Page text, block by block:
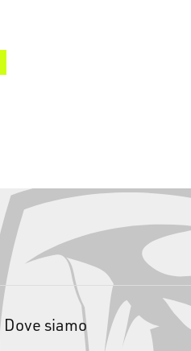
Dove siamo